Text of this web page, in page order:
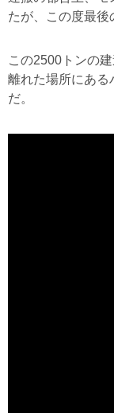
たが、この度最後
この2500トンの
離れた場所にある
だ。